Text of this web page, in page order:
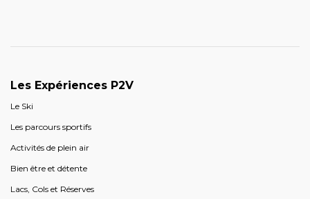
Les Expériences P2V
Le Ski
Les parcours sportifs
Activités de plein air
Bien être et détente
Lacs, Cols et Réserves